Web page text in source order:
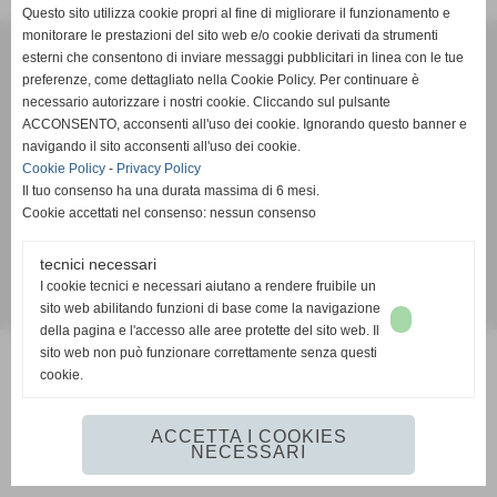
A.S.D.San Sebastiano
Via Campo Sportivo 3, San Sebastiano - 12045 Fossano
(Cuneo)
n. Matricola FIGC 710793 - P.I. PI 02888970049
asdsansebastianofossano@virgilio.it
Realizzazione siti web www.sitoper.it
Questo sito utilizza cookie propri al fine di migliorare il funzionamento e
monitorare le prestazioni del sito web e/o cookie derivati da strumenti
esterni che consentono di inviare messaggi pubblicitari in linea con le tue
preferenze, come dettagliato nella Cookie Policy. Per continuare è
necessario autorizzare i nostri cookie. Cliccando sul pulsante
ACCONSENTO, acconsenti all'uso dei cookie. Ignorando questo banner e
navigando il sito acconsenti all'uso dei cookie.
Cookie Policy - Privacy Policy
Il tuo consenso ha una durata massima di 6 mesi.
Cookie accettati nel consenso: nessun consenso
tecnici necessari
I cookie tecnici e necessari aiutano a rendere fruibile un
sito web abilitando funzioni di base come la navigazione
della pagina e l'accesso alle aree protette del sito web. Il
sito web non può funzionare correttamente senza questi
cookie.
ACCETTA I COOKIES
NECESSARI